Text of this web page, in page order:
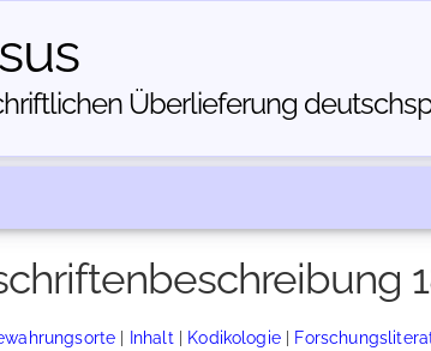
Über­lieferung
| Inhalt | Kodikologie|